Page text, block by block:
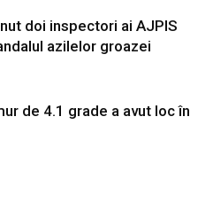
doi inspectori ai AJPIS
azilelor groazei
de 4.1 grade a avut loc în